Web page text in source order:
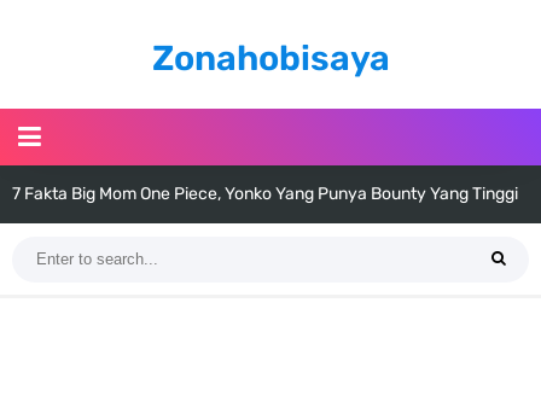
Zonahobisaya
7 Fakta Big Mom One Piece, Yonko Yang Punya Bounty Yang Tinggi